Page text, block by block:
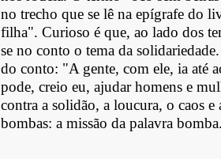
no trecho que se lê na epígrafe do
filha". Curioso é que, ao lado dos
se no conto o tema da
do conto: "A gente, com ele, ia até
pode, creio eu, ajudar homens e
contra a solidão, a loucura, o caos e
bombas: a missão da palavra